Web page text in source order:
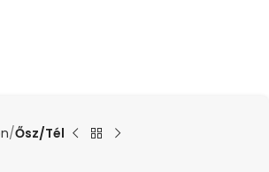
Ősz/Tél